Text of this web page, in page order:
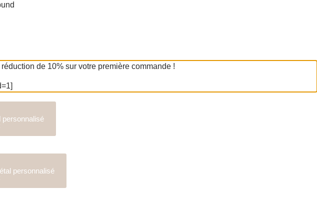
personnalisé
personnalisé
de 10% sur votre première commande !